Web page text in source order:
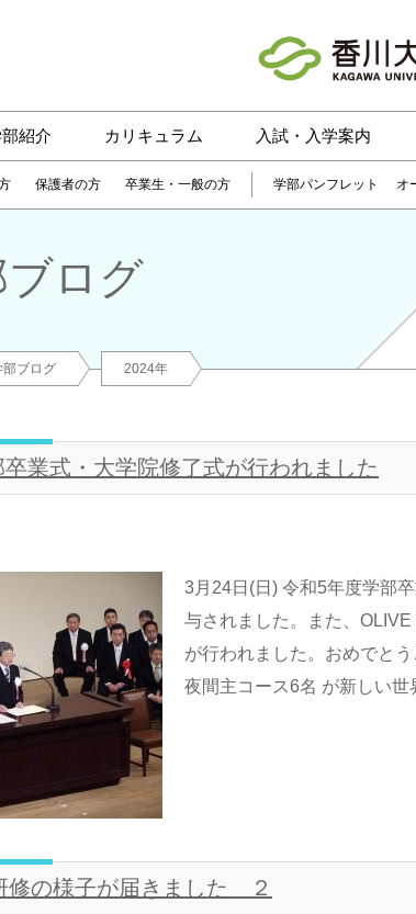
紹介 カリキュラム 入試・入学案内
保護者の方 卒業生・一般の方 学部パンフレット オ
ログ
部ブログ 2024年
業式・大学院修了式が行われました
3月24日(日) 令和5年度学部
与されました。また、
が行われました。おめでと
夜間主コース6名 が新しい世
修の様子が届きました ２